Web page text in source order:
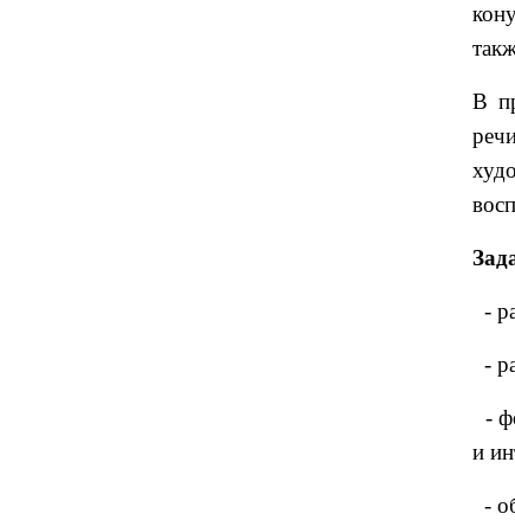
В
-
-
-
и
-